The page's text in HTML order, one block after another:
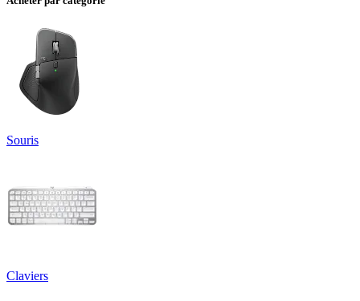
Souris
Claviers